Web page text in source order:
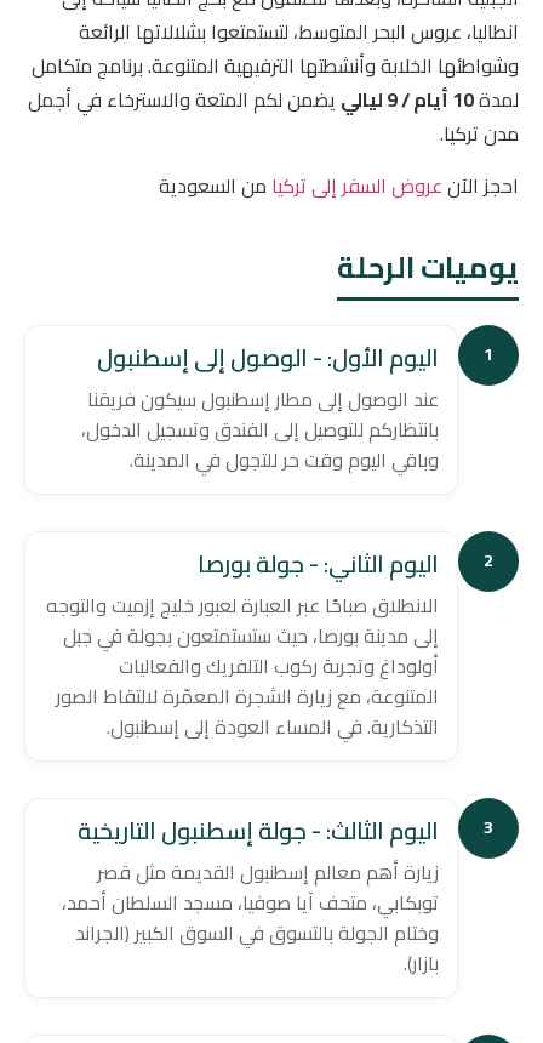
انطاليا، عروس البحر المتوسط، لتستمتعوا بشلالاتها الرائعة
وشواطئها الخلابة وأنشطتها الترفيهية المتنوعة. برنامج متكامل
لمدة10 أيام / 9 ليالي
يضمن لكم المتعة والاسترخاء في أجمل
مدن تركيا.
احجز الآنعروض السفر إلى تركيا من السعودية
يوميات الرحلة
1 اليوم الأول: - الوصول إلى إسطنبول
عند الوصول إلى مطار إسطنبول سيكون فريقنا
بانتظاركم للتوصيل إلى الفندق وتسجيل الدخول،
وباقي اليوم وقت حر للتجول في المدينة.
2 اليوم الثاني: - جولة بورصا
الانطلاق صباحًا عبر العبارة لعبور خليج إزميت والتوجه
إلى مدينة بورصا، حيث ستستمتعون بجولة في جبل
أولوداغ وتجربة ركوب التلفريك والفعاليات
المتنوعة، مع زيارة الشجرة المعمّرة لالتقاط الصور
التذكارية. في المساء العودة إلى إسطنبول.
3 اليوم الثالث: - جولة إسطنبول التاريخية
زيارة أهم معالم إسطنبول القديمة مثل قصر
توبكابي، متحف آيا صوفيا، مسجد السلطان أحمد،
وختام الجولة بالتسوق في السوق الكبير (الجراند
بازار).